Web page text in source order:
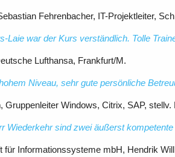
Fehrenbacher, IT-Projektleiter,
Laie war der Kurs verständlich. Tolle
Lufthansa, Frankfurt/M.
Niveau, sehr gute persönliche
Gruppenleiter Windows, Citrix, SAP,
Wiederkehr sind zwei äußerst
für Informationssysteme mbH, Hendrik